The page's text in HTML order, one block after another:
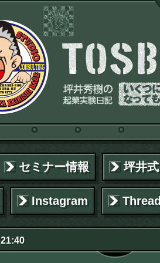
セミナー情報 坪井
Instagram
21:40